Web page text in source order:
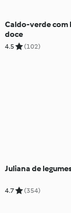
Caldo-verde com
doce
4.5 (102)
Juliana de
4.7 (354)